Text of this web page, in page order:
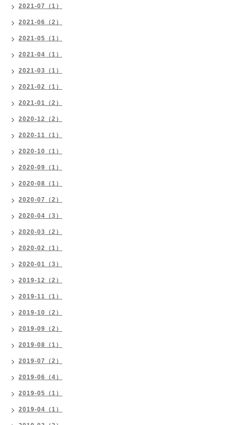
2021-07（1）
2021-06（2）
2021-05（1）
2021-04（1）
2021-03（1）
2021-02（1）
2021-01（2）
2020-12（2）
2020-11（1）
2020-10（1）
2020-09（1）
2020-08（1）
2020-07（2）
2020-04（3）
2020-03（2）
2020-02（1）
2020-01（3）
2019-12（2）
2019-11（1）
2019-10（2）
2019-09（2）
2019-08（1）
2019-07（2）
2019-06（4）
2019-05（1）
2019-04（1）